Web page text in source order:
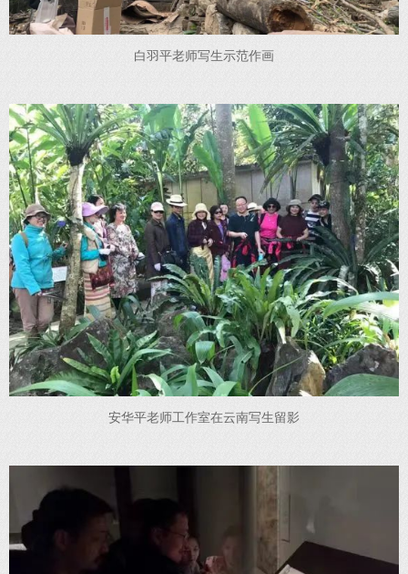
白羽平老师写生示范作画
安华平老师工作室在云南写生留影